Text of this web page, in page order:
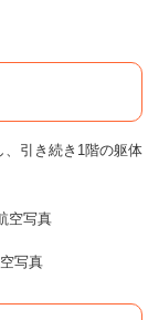
引き続き1階の躯体
写真